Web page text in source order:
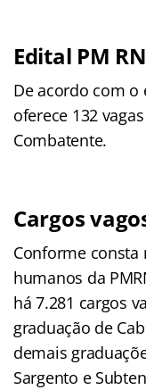
Edital PM
De acordo com o
oferece 132
Combatente.
Cargos
Conforme
humanos da
há 7.281 cargos
graduação de
demais
Sargento e